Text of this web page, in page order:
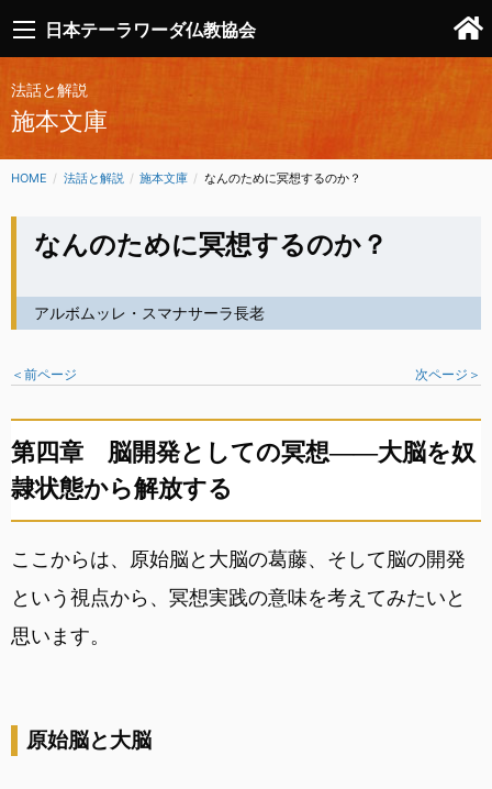
日本テーラワーダ仏教協会
法話と解説
施本文庫
HOME 法話と解説 施本文庫 CURRENT:
なんのために冥想するのか？
なんのために冥想するのか？
アルボムッレ・スマナサーラ長老
＜前ページ 次ページ＞
第四章 脳開発としての冥想――大脳を奴
隷状態から解放する
ここからは、原始脳と大脳の葛藤、そして脳の開発
という視点から、冥想実践の意味を考えてみたいと
思います。
原始脳と大脳